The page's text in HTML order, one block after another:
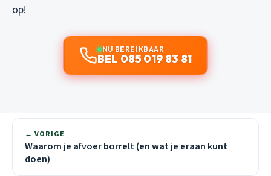
op!
NU BEREIKBAAR
BEL 085 019 83 81
← VORIGE
Waarom je afvoer borrelt (en wat je eraan kunt
doen)